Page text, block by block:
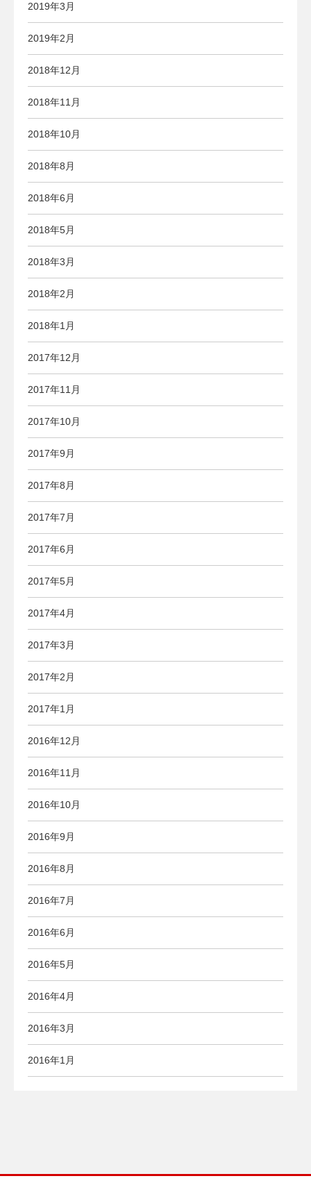
2019年3月
2019年2月
2018年12月
2018年11月
2018年10月
2018年8月
2018年6月
2018年5月
2018年3月
2018年2月
2018年1月
2017年12月
2017年11月
2017年10月
2017年9月
2017年8月
2017年7月
2017年6月
2017年5月
2017年4月
2017年3月
2017年2月
2017年1月
2016年12月
2016年11月
2016年10月
2016年9月
2016年8月
2016年7月
2016年6月
2016年5月
2016年4月
2016年3月
2016年1月